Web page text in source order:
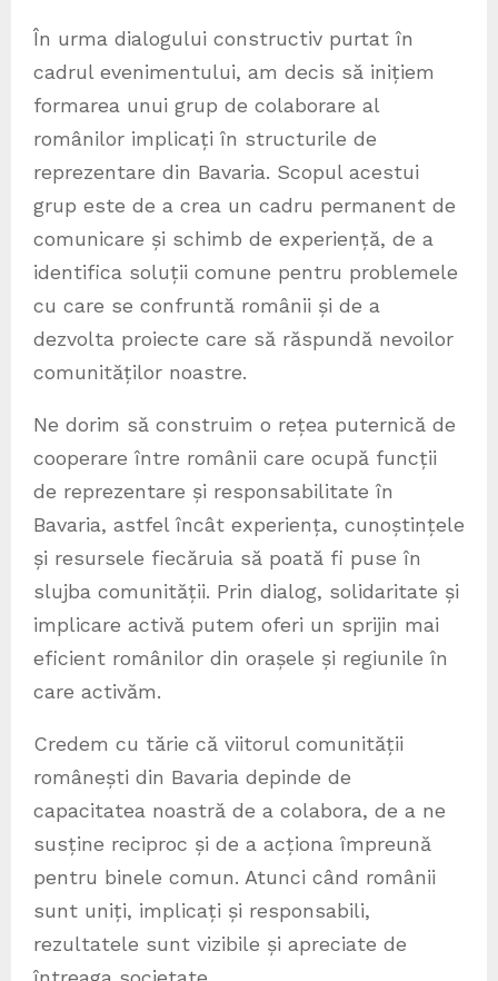
În urma dialogului constructiv purtat în
cadrul evenimentului, am decis să inițiem
formarea unui grup de colaborare al
românilor implicați în structurile de
reprezentare din Bavaria. Scopul acestui
grup este de a crea un cadru permanent de
comunicare și schimb de experiență, de a
identifica soluții comune pentru problemele
cu care se confruntă românii și de a
dezvolta proiecte care să răspundă nevoilor
comunităților noastre.
Ne dorim să construim o rețea puternică de
cooperare între românii care ocupă funcții
de reprezentare și responsabilitate în
Bavaria, astfel încât experiența, cunoștințele
și resursele fiecăruia să poată fi puse în
slujba comunității. Prin dialog, solidaritate și
implicare activă putem oferi un sprijin mai
eficient românilor din orașele și regiunile în
care activăm.
Credem cu tărie că viitorul comunității
românești din Bavaria depinde de
capacitatea noastră de a colabora, de a ne
susține reciproc și de a acționa împreună
pentru binele comun. Atunci când românii
sunt uniți, implicați și responsabili,
rezultatele sunt vizibile și apreciate de